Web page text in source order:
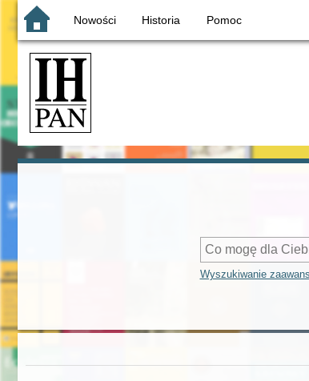
Nowości Historia Pomoc
Wyszukiwanie